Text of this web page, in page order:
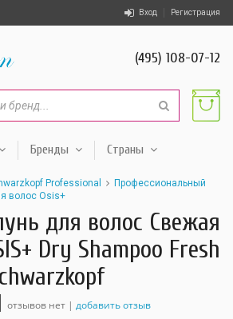
Вход Регистрация
(495) 108-07-12
Бренды Страны
Professional
Профессиональный
волос Osis+
для волос Свежая
Dry Shampoo Fresh
отзывов нет | добавить отзыв